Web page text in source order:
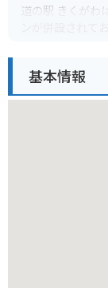
道の駅 きくがわ
ンが併設されて
バイクで訪れる
基本情報